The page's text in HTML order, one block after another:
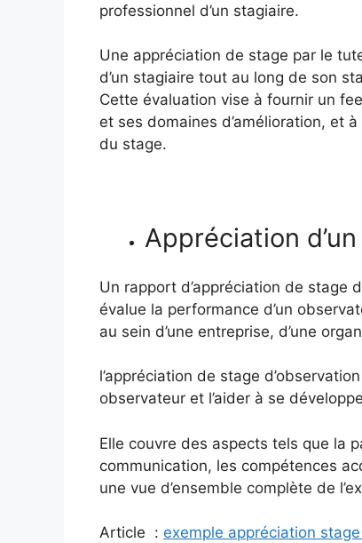
professionnel d’un stagiaire.
Une appréciation de stage par le
d’un stagiaire tout au long de son
Cette évaluation vise à fournir un
et ses domaines d’amélioration, et
du stage.
Appréciation
Un rapport d’appréciation de stage
évalue la performance d’un
au sein d’une entreprise, d’une
l’appréciation de stage
observateur et l’aider à se
Elle couvre des aspects tels que la
communication, les compétences
une vue d’ensemble complète de
Article : exemple appréciation stage